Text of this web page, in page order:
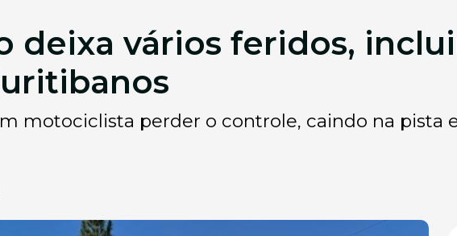
deixa vários feridos,
motociclista perder o controle, caindo na pista